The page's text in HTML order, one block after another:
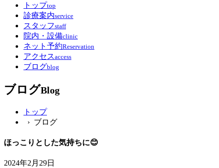
トップtop
診療案内service
スタッフstaff
院内・設備clinic
ネット予約Reservation
アクセスaccess
ブログblog
ブログBlog
トップ
› ブログ
ほっこりとした気持ちに😊
2024年2月29日